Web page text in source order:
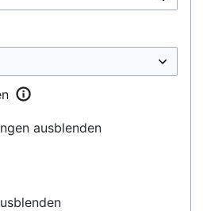
ausblenden